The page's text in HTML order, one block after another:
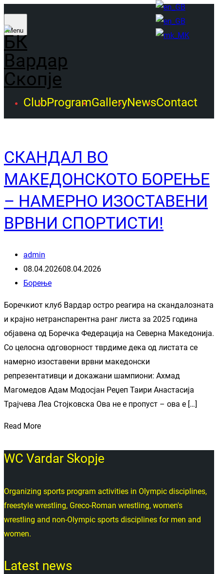
Menu
ClubProgramGalleryNewsContact
СКАНДАЛ ВО
МАКЕДОНСКОТО БОРЕЊЕ
– НАМЕРНО ИЗОСТАВЕНИ
ВРВНИ СПОРТИСТИ!
admin
08.04.202608.04.2026
Борење
Боречкиот клуб Вардар остро реагира на скандалозната
и крајно нетранспарентна ранг листа за 2025 година
објавена од Боречка Федерација на Северна Македонија.
Со целосна одговорност тврдиме дека од листата се
намерно изоставени врвни македонски
репрезентативци и докажани шампиони: Ахмад
Магомедов Адам Модосјан Реџеп Таири Анастасија
Трајчева Леа Стојковска Ова не е пропуст – ова е […]
Read More
WC Vardar Skopje
Organizing sports program activities in Olympic disciplines,
freestyle wrestling, Greco-Roman wrestling, women's
wrestling and non-Olympic sports disciplines for men and
women.
Latest news